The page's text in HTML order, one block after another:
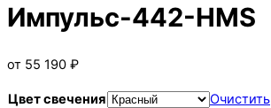
Импульс-442-HMS
от 55 190 ₽
Цвет свечения Очистить